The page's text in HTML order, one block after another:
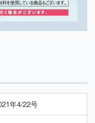
年4/22号